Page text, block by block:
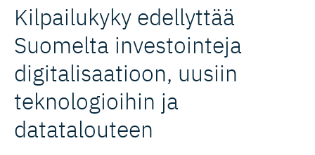
Kilpailukyky edellyttää
Suomelta investointeja
digitalisaa­tioon, uusiin
teknologioihin ja
datatalouteen